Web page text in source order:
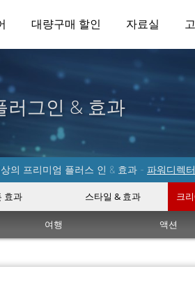
대량구매 할인 자료실
러그인 & 효과
의 프리미엄 플러스 인 & 효과 - 파워디렉
효과 스타일 & 효과 크
여행 액션